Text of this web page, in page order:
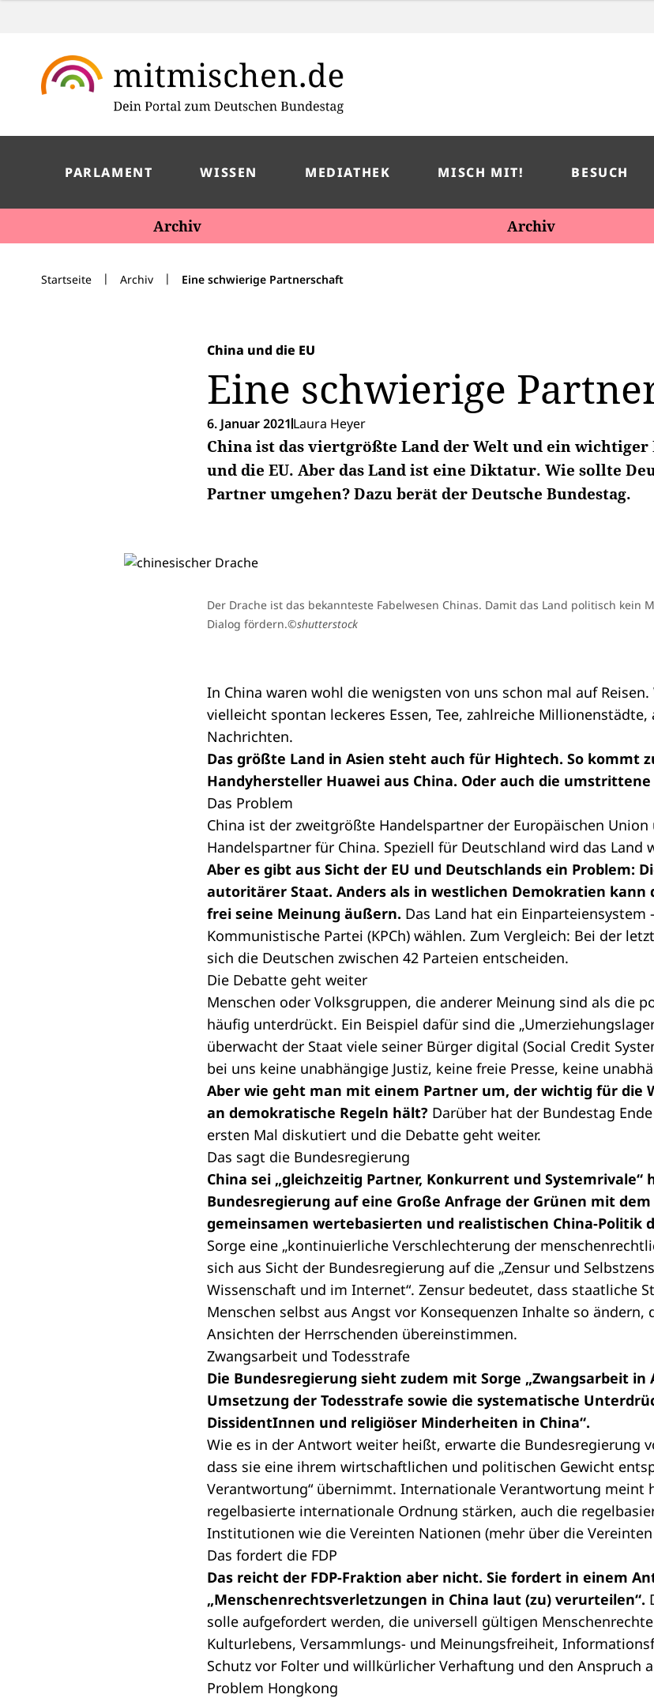
PARLAMENT WISSEN MEDIATHEK MISCH MIT! BESUCH
Archiv Archiv
Startseite | Archiv | Eine schwierige Partnerschaft
China und die EU
Eine schwierige
6. Januar 2021 Laura Heyer
China ist das viertgrößte Land der Welt und ein
und die EU. Aber das Land ist eine Diktatur. Wie sollte
Partner umgehen? Dazu berät der Deutsche Bundestag.
Der Drache ist das bekannteste Fabelwesen Chinas. Damit das Land politisch kein
Dialog fördern.©shutterstock
In China waren wohl die wenigsten von uns schon mal auf
vielleicht spontan leckeres Essen, Tee, zahlreiche
Nachrichten.
Das größte Land in Asien steht auch für Hightech. So kommt
Handyhersteller Huawei aus China. Oder auch die umstrittene
Das Problem
China ist der zweitgrößte Handelspartner der Europäischen
Handelspartner für China. Speziell für Deutschland wird das
Aber es gibt aus Sicht der EU und Deutschlands ein Problem:
autoritärer Staat. Anders als in westlichen Demokratien kann
frei seine Meinung äußern. Das Land hat ein
Kommunistische Partei (KPCh) wählen. Zum Vergleich: Bei der
sich die Deutschen zwischen 42 Parteien entscheiden.
Die Debatte geht weiter
Menschen oder Volksgruppen, die anderer Meinung sind als die
häufig unterdrückt. Ein Beispiel dafür sind die
überwacht der Staat viele seiner Bürger digital (Social Credit
bei uns keine unabhängige Justiz, keine freie Presse, keine
Aber wie geht man mit einem Partner um, der wichtig für die
an demokratische Regeln hält? Darüber hat der Bundestag
ersten Mal diskutiert und die Debatte geht weiter.
Das sagt die Bundesregierung
China sei „gleichzeitig Partner, Konkurrent und
Bundesregierung auf eine Große Anfrage der Grünen mit
gemeinsamen wertebasierten und realistischen China-Politik
Sorge eine „kontinuierliche Verschlechterung der
sich aus Sicht der Bundesregierung auf die „Zensur und
Wissenschaft und im Internet“. Zensur bedeutet, dass staatliche
Menschen selbst aus Angst vor Konsequenzen Inhalte so
Ansichten der Herrschenden übereinstimmen.
Zwangsarbeit und Todesstrafe
Die Bundesregierung sieht zudem mit Sorge „Zwangsarbeit in
Umsetzung der Todesstrafe sowie die systematische
DissidentInnen und religiöser Minderheiten in China“.
Wie es in der Antwort weiter heißt, erwarte die Bundesregierung
dass sie eine ihrem wirtschaftlichen und politischen Gewicht
Verantwortung“ übernimmt. Internationale Verantwortung meint
regelbasierte internationale Ordnung stärken, auch die
Institutionen wie die Vereinten Nationen (mehr über die
Das fordert die FDP
Das reicht der FDP-Fraktion aber nicht. Sie fordert in einem
„Menschenrechtsverletzungen in China laut (zu) verurteilen“.
solle aufgefordert werden, die universell gültigen
Kulturlebens, Versammlungs- und Meinungsfreiheit,
Schutz vor Folter und willkürlicher Verhaftung und den Anspruch
Problem Hongkong